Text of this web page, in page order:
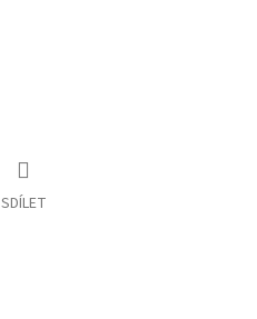
SDÍLET